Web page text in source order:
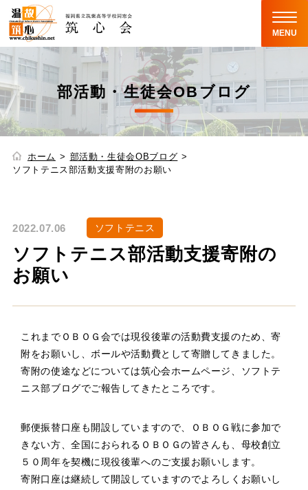
MENU
部活動・生徒会OBブログ
ホーム
部活動・生徒会OBブログ
ソフトテニス部活動支援寄附のお願い
2022.07.06 ソフトテニス
ソフトテニス部活動支援寄附の
お願い
これまでＯＢＯＧ会では現役後輩の活動費支援のため、寄
附をお願いし、ボールや活動費として寄贈してきました。
寄附の使途などについては筑心会ホームページ、ソフトテ
ニス部ブログでご報告してきたところです。
郵便振替口座も開設していますので、ＯＢＯＧ戦に参加で
きない方、全国におられるＯＢＯＧの皆さんも、母校創立
５０周年を契機に現役後輩へのご支援お願いします。
寄附口座は継続して開設していますのでよろしくお願いし